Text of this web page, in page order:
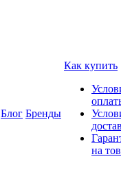
Блог Бренды
Как купить
на